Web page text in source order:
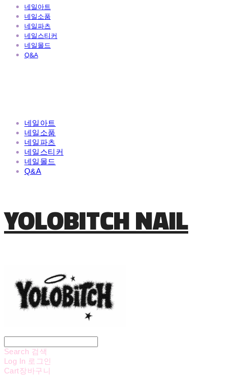
네일아트
네일소품
네일파츠
네일스티커
네일몰드
Q&A
네일아트
네일소품
네일파츠
네일스티커
네일몰드
Q&A
YOLOBITCH NAIL
Search 검색
Log In 로그인
Cart장바구니